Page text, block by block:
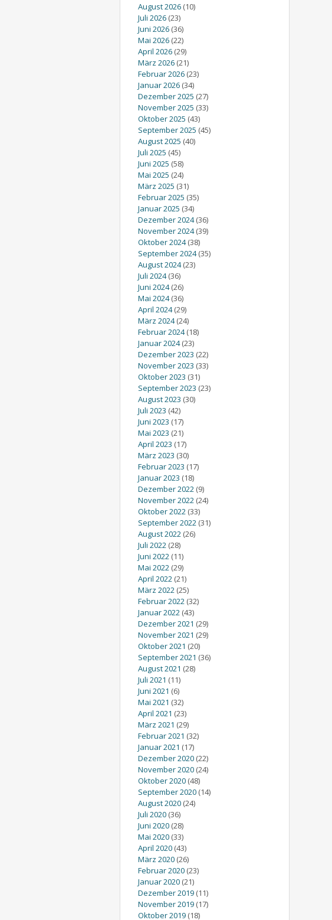
August 2026 (10)
Juli 2026 (23)
Juni 2026 (36)
Mai 2026 (22)
April 2026 (29)
März 2026 (21)
Februar 2026 (23)
Januar 2026 (34)
Dezember 2025 (27)
November 2025 (33)
Oktober 2025 (43)
September 2025 (45)
August 2025 (40)
Juli 2025 (45)
Juni 2025 (58)
Mai 2025 (24)
März 2025 (31)
Februar 2025 (35)
Januar 2025 (34)
Dezember 2024(36)
November 2024(39)
Oktober 2024(38)
September 2024(35)
August 2024(23)
Juli 2024(36)
Juni 2024(26)
Mai 2024(36)
April 2024(29)
März 2024(24)
Februar 2024(18)
Januar 2024(23)
Dezember 2023 (22)
November 2023 (33)
Oktober 2023 (31)
September 2023 (23)
August 2023 (30)
Juli 2023 (42)
Juni 2023 (17)
Mai 2023 (21)
April 2023 (17)
März 2023 (30)
Februar 2023 (17)
Januar 2023 (18)
Dezember 2022 (9)
November 2022 (24)
Oktober 2022 (33)
September 2022 (31)
August 2022 (26)
Juli 2022 (28)
Juni 2022 (11)
Mai 2022 (29)
April 2022 (21)
März 2022 (25)
Februar 2022 (32)
Januar 2022 (43)
Dezember 2021 (29)
November 2021 (29)
Oktober 2021 (20)
September 2021 (36)
August 2021 (28)
Juli 2021 (11)
Juni 2021 (6)
Mai 2021 (32)
April 2021 (23)
März 2021 (29)
Februar 2021 (32)
Januar 2021 (17)
Dezember 2020 (22)
November 2020 (24)
Oktober 2020 (48)
September 2020 (14)
August 2020 (24)
Juli 2020 (36)
Juni 2020 (28)
Mai 2020 (33)
April 2020 (43)
März 2020 (26)
Februar 2020 (23)
Januar 2020 (21)
Dezember 2019 (11)
November 2019 (17)
Oktober 2019 (18)